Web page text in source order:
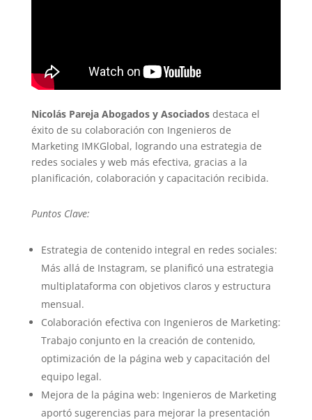
Nicolás Pareja Abogados y Asociados destaca el
éxito de su colaboración con Ingenieros de
Marketing IMKGlobal, logrando una estrategia de
redes sociales y web más efectiva, gracias a la
planificación, colaboración y capacitación recibida.
Puntos Clave:
Estrategia de contenido integral en redes sociales:
Más allá de Instagram, se planificó una estrategia
multiplataforma con objetivos claros y estructura
mensual.
Colaboración efectiva con Ingenieros de Marketing:
Trabajo conjunto en la creación de contenido,
optimización de la página web y capacitación del
equipo legal.
Mejora de la página web: Ingenieros de Marketing
aportó sugerencias para mejorar la presentación